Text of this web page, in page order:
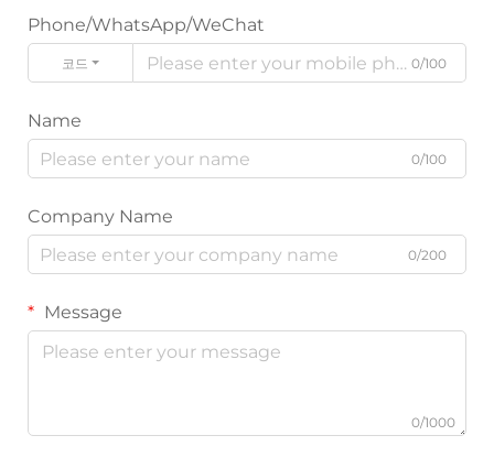
Phone/WhatsApp/WeChat
코드 0/100
Name
0/100
Company Name
0/200
Message
0/1000